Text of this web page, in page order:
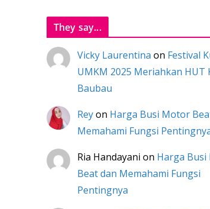
They say...
Vicky Laurentina on Festival
UMKM 2025 Meriahkan HUT
Baubau
Reyon Harga Busi Motor
Memahami Fungsi
Ria Handayani on Harga
Beat dan Memahami Fungsi
Pentingnya